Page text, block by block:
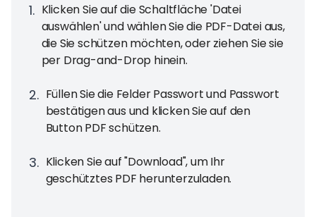
1. Klicken Sie auf die Schaltfläche 'Datei
auswählen' und wählen Sie die PDF-Datei aus,
die Sie schützen möchten, oder ziehen Sie sie
per Drag-and-Drop hinein.
2. Füllen Sie die Felder Passwort und Passwort
bestätigen aus und klicken Sie auf den
Button PDF schützen.
3. Klicken Sie auf "Download", um Ihr
geschütztes PDF herunterzuladen.